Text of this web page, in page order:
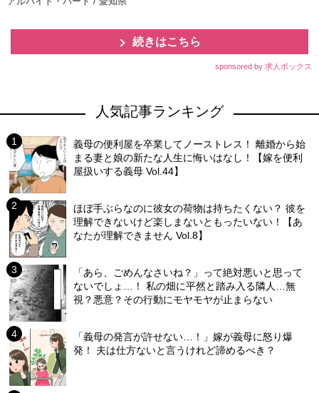
続きはこちら
sponsored by 求人ボックス
人気記事ランキング
義母の便利屋を卒業してノーストレス！ 離婚から始
まる妻と娘の新たな人生に悔いはなし！【嫁を便利
屋扱いする義母 Vol.44】
ほぼ手ぶらなのに彼女の荷物は持ちたくない？ 彼を
理解できないけど楽しまないともったいない！【あ
なたが理解できません Vol.8】
「あら、ごめんなさいね？」って絶対悪いと思って
ないでしょ…！ 私の畑に平然と踏み入る隣人…無
視？悪意？その行動にモヤモヤが止まらない
「義母の発言が許せない…！」嫁が義母に怒り爆
発！ 夫は仕方ないと言うけれど諦めるべき？